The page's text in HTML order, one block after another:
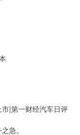
|第一财经汽车日评
急。